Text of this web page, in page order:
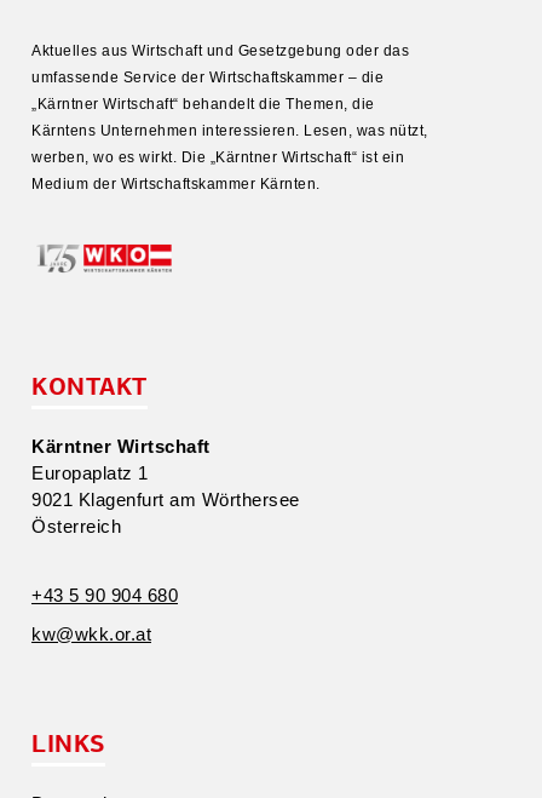
Aktuelles aus Wirtschaft und Gesetz­gebung oder das
umfas­sende Service der Wirtschafts­kammer – die
„Kärntner Wirtschaft“ behandelt die Themen, die
Kärntens Unter­nehmen inter­es­sieren. Lesen, was nützt,
werben, wo es wirkt. Die „Kärntner Wirtschaft“ ist ein
Medium der Wirtschafts­kammer Kärnten.
KONTAKT
Kärntner Wirtschaft
Europa­platz 1
9021 Klagenfurt am Wörthersee
Öster­reich
+43 5 90 904 680
kw@​wkk.​or.​at
LINKS